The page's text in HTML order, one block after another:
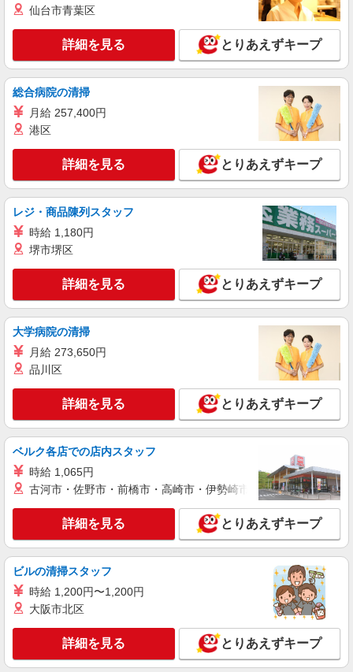
キープ 詳細を見る
パート 派遣社員
日研トータルソーシング株式会社 メディカルケア事業部/立川事業所
給1,550円〜 ◆初任者研修・未経験：時給1,550
円〜 ◆初任者研修・経験者：時給1,650円〜 ◆介
給与幅は経験・能力による ★週払いOK（規定あ
り）
3000ヶ所以上★ 自宅から通いやすいエリアなど、
お好きな勤務地をお選び下さい！！
キープ 詳細を見る
職業紹介
株式会社kotrio /●YK-S-2097877
介護職の正社員で夜勤一切ナシ！デイサービス
★仙川駅
【正社員】月給240,000〜400,000円 ・基本
給：200,000円〜220,000円 ・資格手当：10,000〜
30,000円 ・役職手当：10,000〜70,000円 ・処遇改
善手当：20,000〜60,000円（勤続年数、保有資格
により変動） ・固定残業手当：20,000円（10時
間） ※固定残業時間を超過する場合には超過勤務
手当として別途支給 ・夜勤手当：10,000円/1回
（上記給与とは別に支給） 下記資格をお持ちの方
歓迎 ・認知症介護基礎研修 ・初任者研修 ・実務
者研修 ・介護福祉士 など
キープ 詳細を見る
（株）ウィルオブ・ワークCW 立川支店/ms130501
介護スタッフ
詳細を見る
紹介予定派遣
株式会社トラストグロース 新宿本社 第2営業部
グループホームでの介護士
時給：1600円〜1750円 ※資格や経験面などに
東京都調布市
キープ 詳細を見る
仙台市青葉区
詳細を見る とりあえずキープ
総合病院の清掃
月給 257,400円
港区
詳細を見る とりあえずキープ
レジ・商品陳列スタッフ
時給 1,180円
堺市堺区
詳細を見る とりあえずキープ
大学病院の清掃
月給 273,650円
品川区
詳細を見る とりあえずキープ
ベルク各店での店内スタッフ
時給 1,065円
古河市・佐野市・前橋市・高崎市・伊勢崎市・太田市・館林市
詳細を見る とりあえずキープ
ビルの清掃スタッフ
時給 1,200円〜1,200円
大阪市北区
詳細を見る とりあえずキープ